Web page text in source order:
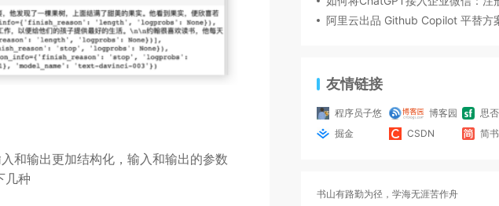
和输出更加结构化，输入和输出的参数
几种
友情链接
程序员子悠 博客园
思否
掘金
CSDN 简书
书山有路勤为径，学海无涯苦作舟